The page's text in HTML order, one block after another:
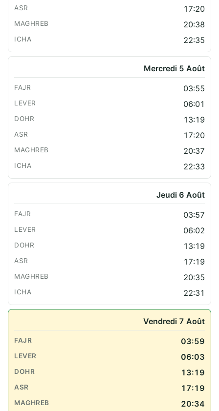
17:20
20:38
22:35
Mercredi 5 Août
03:55
06:01
13:19
17:20
20:37
22:33
Jeudi 6 Août
03:57
06:02
13:19
17:19
20:35
22:31
Vendredi 7 Août
03:59
06:03
13:19
17:19
20:34